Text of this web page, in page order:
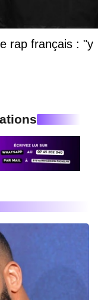
rap français : "y